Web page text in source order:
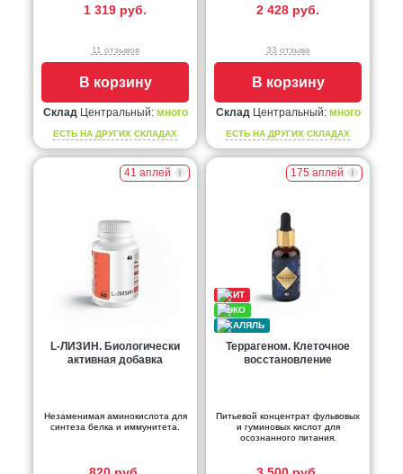
1 319 руб.
11 отзывов
В корзину
Склад Центральный: много
ЕСТЬ НА ДРУГИХ СКЛАДАХ
2 428 руб.
33 отзыва
В корзину
Склад Центральный: много
ЕСТЬ НА ДРУГИХ СКЛАДАХ
41 аплей
L-ЛИЗИН. Биологически
активная добавка
Незаменимая аминокислота для
синтеза белка и иммунитета.
175 аплей
Террагеном. Клеточное
восстановление
Питьевой концентрат фульвовых
и гуминовых кислот для
осознанного питания.